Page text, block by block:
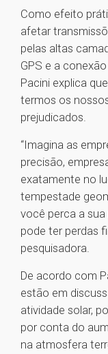
Como efeito
afetar
pelas altas
GPS e a
Pacini explica
termos os
prejudicados.
“Imagina as
precisão,
exatamente no
tempestade
você perca a
pode ter perdas
pesquisadora.
De acordo com
estão em
atividade solar,
por conta do
na atmosfera